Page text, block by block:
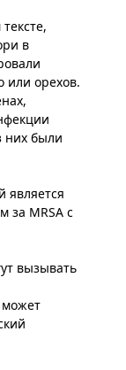
в
или орехов.
них были
является
за MRSA с
вызывать